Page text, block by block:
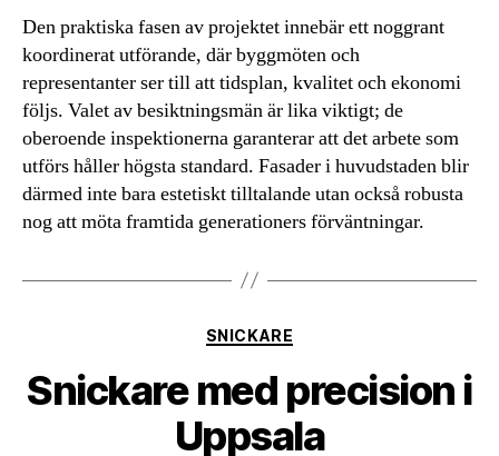
Den praktiska fasen av projektet innebär ett noggrant
koordinerat utförande, där byggmöten och
representanter ser till att tidsplan, kvalitet och ekonomi
följs. Valet av besiktningsmän är lika viktigt; de
oberoende inspektionerna garanterar att det arbete som
utförs håller högsta standard. Fasader i huvudstaden blir
därmed inte bara estetiskt tilltalande utan också robusta
nog att möta framtida generationers förväntningar.
Kategorier
SNICKARE
Snickare med precision i
Uppsala